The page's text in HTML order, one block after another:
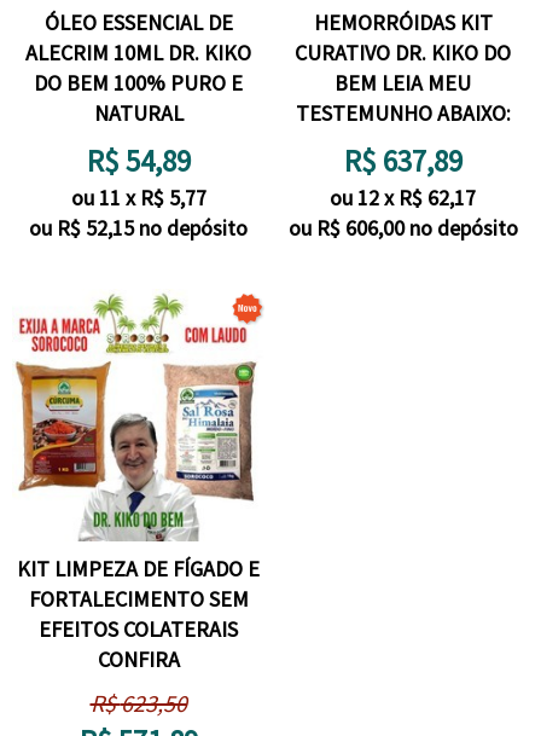
ÓLEO ESSENCIAL DE
ALECRIM 10ML DR. KIKO
DO BEM 100% PURO E
NATURAL
R$54,89
ou 11 x R$ 5,77
ou R$ 52,15 no depósito
HEMORRÓIDAS KIT
CURATIVO DR. KIKO DO
BEM LEIA MEU
TESTEMUNHO ABAIXO:
R$ 637,89
ou 12x R$ 62,17
ou R$ 606,00 no depósito
KIT LIMPEZA DE FÍGADO E
FORTALECIMENTO SEM
EFEITOS COLATERAIS
CONFIRA
R$623,50